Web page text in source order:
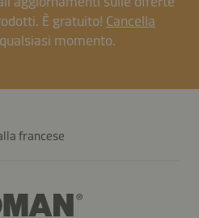
È gratuito! Cancella
momento.
francese